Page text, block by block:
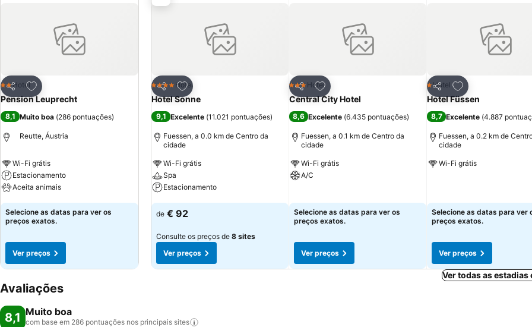
Partilhar
Adicionar aos favoritos
2 Estrelas
Hotel
Pension Leuprecht
8,1 Muito boa (286 pontuações)
Reutte, Áustria
Wi-Fi grátis
Estacionamento
Aceita animais
Ver preços
Selecione as datas para ver os
preços exatos.
Ver preços
Partilhar
Adicionar aos favoritos
4 EstrelasHotel
Hotel Sonne
9,1 Excelente (11.021 pontuações)
Fuessen, a 0.0 km de Centro da
cidade
Wi-Fi grátis
Spa
Estacionamento
Ver preços
de € 92
Consulte os preços de 8 sites
Ver preços
Partilhar
Adicionar aos favoritos
3 Estrelas
Hotel
Central City Hotel
8,6 Excelente (6.435 pontuações)
Fuessen, a 0.1 km de Centro da
cidade
Wi-Fi grátis
A/C
Selecione as datas para ver os
preços exatos.
Ver preços
Partilhar
Adicionar aos
1 Estrelas
Hotel
Hotel Füssen
8,7 Excelente (4.887
Fuessen, a 0.2 km de
cidade
Wi-Fi grátis
Selecione as datas para ver
preços exatos.
Ver preços
Ver todas as estadias
Avaliações
8,1 Muito boa
com base em 286 pontuações nos principais sites